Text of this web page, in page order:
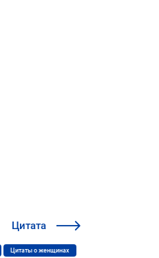
Цитата
Цитаты о женщинах